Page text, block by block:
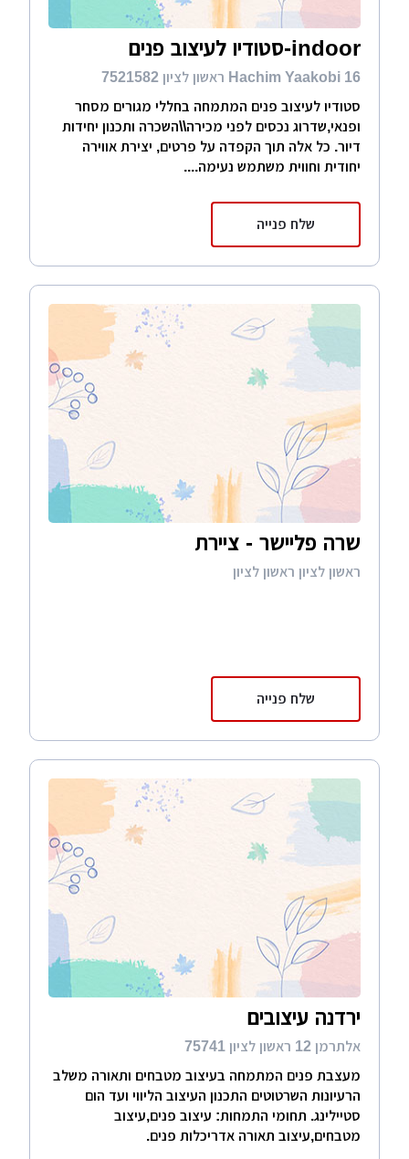
indoor-סטודיו לעיצוב פנים
Hachim Yaakobi 16 ראשון לציון 7521582
סטודיו לעיצוב פנים המתמחה בחללי מגורים מסחר
ופנאי,שדרוג נכסים לפני מכירה\\השכרה ותכנון יחידות
דיור. כל אלה תוך הקפדה על פרטים, יצירת אווירה
יחודית וחווית משתמש נעימה....
שלח פנייה
שרה פליישר - ציירת
ראשון לציון ראשון לציון
שלח פנייה
ירדנה עיצובים
אלתרמן 12 ראשון לציון 75741
מעצבת פנים המתמחה בעיצוב מטבחים ותאורה משלב
הרעיונות השרטוטים התכנון העיצוב הליווי ועד הום
סטיילינג. תחומי התמחות: עיצוב פנים,עיצוב
מטבחים,עיצוב תאורה אדריכלות פנים.